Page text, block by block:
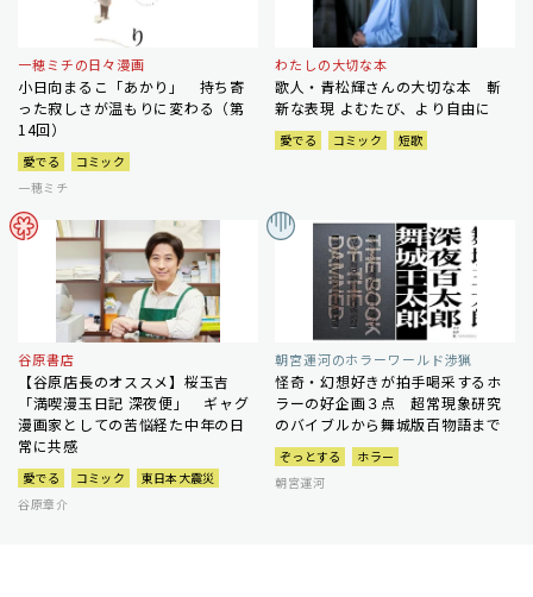
一穂ミチの日々漫画
小日向まるこ「あかり」 持ち寄
った寂しさが温もりに変わる（第
14回）
愛でる
コミック
一穂ミチ
わたしの大切な本
歌人・青松輝さんの大切な本 斬
新な表現 よむたび、より自由に
愛でる コミック 短歌
谷原書店
【谷原店長のオススメ】桜玉吉
「満喫漫玉日記 深夜便」 ギャグ
漫画家としての苦悩経た中年の日
常に共感
愛でる コミック
東日本大震災
谷原章介
朝宮運河のホラーワールド渉猟
怪奇・幻想好きが拍手喝采するホ
ラーの好企画３点 超常現象研究
のバイブルから舞城版百物語まで
ぞっとする
ホラー
朝宮運河